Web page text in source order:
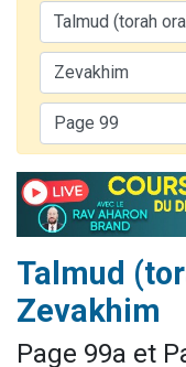
Talmud
Zevakhim
Page 99a et